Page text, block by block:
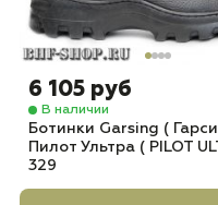
6 105 руб
В наличии
Ботинки Garsing (
Пилот Ультра ( PILOT
329